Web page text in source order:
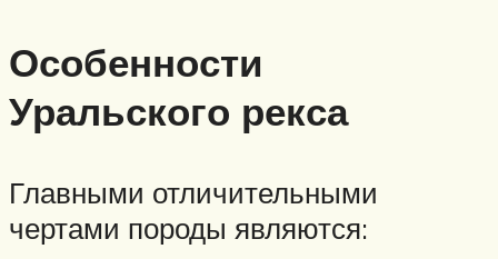
Особенности
Уральского рекса
Главными отличительными
чертами породы являются: